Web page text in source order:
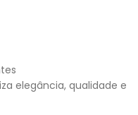
elegância, qualidade e